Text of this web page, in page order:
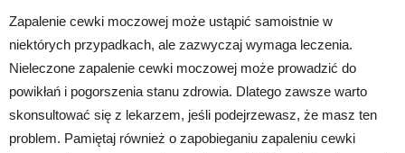
Zapalenie cewki moczowej może ustąpić samoistnie w
niektórych przypadkach, ale zazwyczaj wymaga leczenia.
Nieleczone zapalenie cewki moczowej może prowadzić do
powikłań i pogorszenia stanu zdrowia. Dlatego zawsze warto
skonsultować się z lekarzem, jeśli podejrzewasz, że masz ten
problem. Pamiętaj również o zapobieganiu zapaleniu cewki